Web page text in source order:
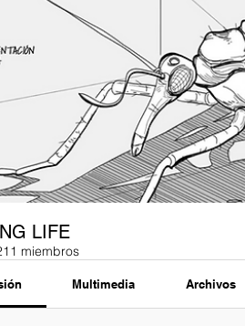
LIFE
miembros
Multimedia Archivos